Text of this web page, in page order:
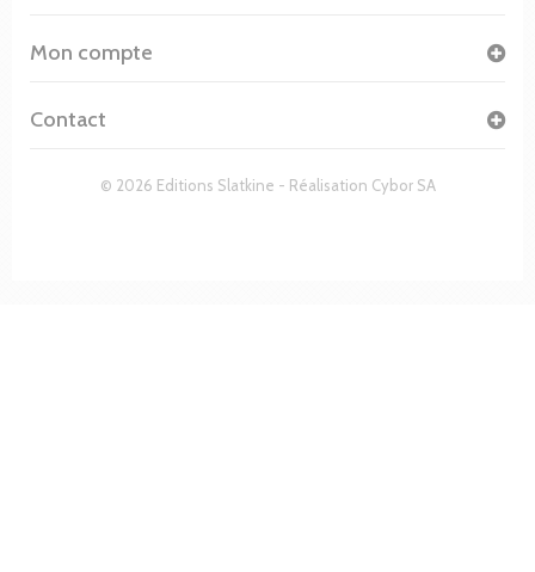
© 2026 Editions Slatkine - Réalisation Cybor SA
Mon compte
Contact